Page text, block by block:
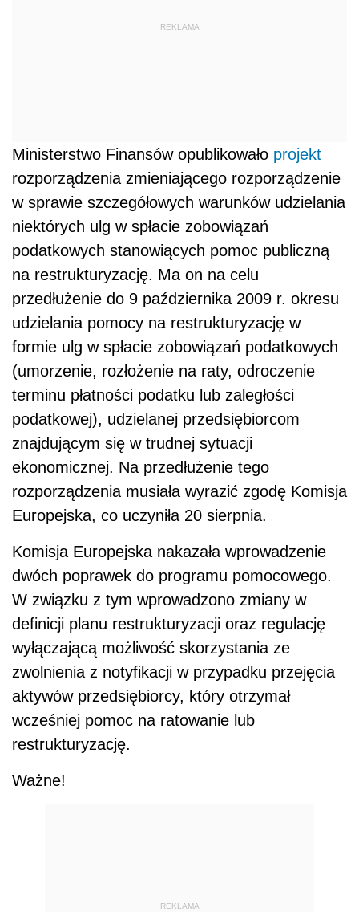
REKLAMA
Ministerstwo Finansów opublikowało projekt
rozporządzenia zmieniającego rozporządzenie
w sprawie szczegółowych warunków udzielania
niektórych ulg w spłacie zobowiązań
podatkowych stanowiących pomoc publiczną
na restrukturyzację. Ma on na celu
przedłużenie do 9 października 2009 r. okresu
udzielania pomocy na restrukturyzację w
formie ulg w spłacie zobowiązań podatkowych
(umorzenie, rozłożenie na raty, odroczenie
terminu płatności podatku lub zaległości
podatkowej), udzielanej przedsiębiorcom
znajdującym się w trudnej sytuacji
ekonomicznej. Na przedłużenie tego
rozporządzenia musiała wyrazić zgodę Komisja
Europejska, co uczyniła 20 sierpnia.
Komisja Europejska nakazała wprowadzenie
dwóch poprawek do programu pomocowego.
W związku z tym wprowadzono zmiany w
definicji planu restrukturyzacji oraz regulację
wyłączającą możliwość skorzystania ze
zwolnienia z notyfikacji w przypadku przejęcia
aktywów przedsiębiorcy, który otrzymał
wcześniej pomoc na ratowanie lub
restrukturyzację.
Ważne!
REKLAMA